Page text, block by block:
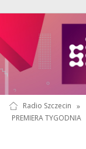
Radio Szczecin »
PREMIERA TYGODNIA